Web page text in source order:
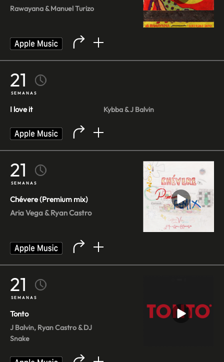
Rawayana & Manuel Turizo
21
SEMANAS
I love it Kybba & J Balvin
21
SEMANAS
Chévere (Premium mix)
Aria Vega & Ryan Castro
21
SEMANAS
Tonto
J Balvin, Ryan Castro & DJ
Snake